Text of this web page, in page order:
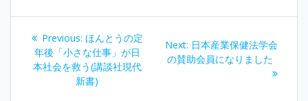
Previous: Previous
post:
ほんとうの定
年後「小さな仕事」が日
本社会を救う(講談社現代
新書)
Next: Next
post:
日本産業保健法学会
の賛助会員になりました